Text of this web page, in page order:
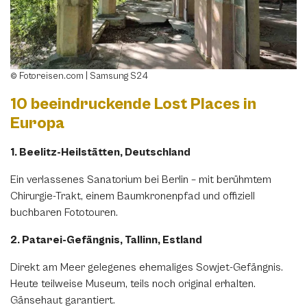
© Fotoreisen.com | Samsung S24
10 beeindruckende Lost Places in
Europa
1. Beelitz-Heilstätten, Deutschland
Ein verlassenes Sanatorium bei Berlin – mit berühmtem
Chirurgie-Trakt, einem Baumkronenpfad und offiziell
buchbaren Fototouren.
2. Patarei-Gefängnis, Tallinn, Estland
Direkt am Meer gelegenes ehemaliges Sowjet-Gefängnis.
Heute teilweise Museum, teils noch original erhalten.
Gänsehaut garantiert.